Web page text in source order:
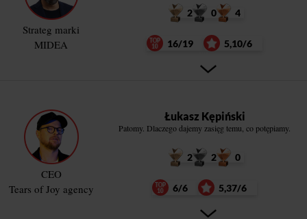
Strateg marki
MIDEA
2 0 4
16/19 5,10/6
CEO
Tears of Joy agency
Łukasz Kępiński
Patomy. Dlaczego dajemy zasięg temu, co potępiamy.
2 2 0
6/6 5,37/6